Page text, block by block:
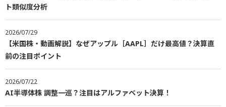
ト類似度分析
2026/07/29
【米国株・動画解説】なぜアップル［AAPL］だけ最高値？決算直
前の注目ポイント
2026/07/22
AI半導体株 調整一巡？注目はアルファベット決算！